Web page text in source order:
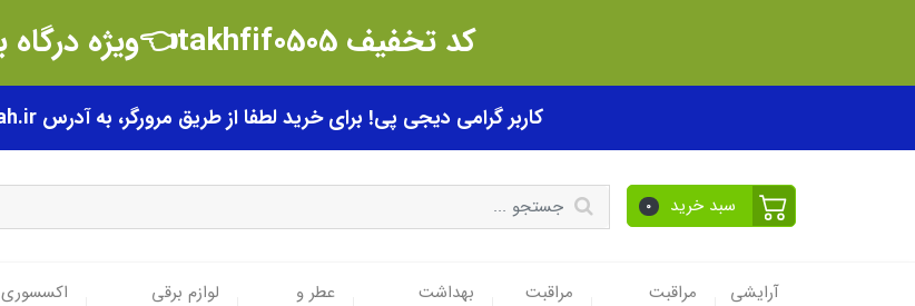
کد تخفیف takhfif0505👈ویژه درگاه بانک سامان
کاربر گرامی دیجی پی! برای خرید لطفا از طریق مرورگر، به آدرس mehr9mah.ir مراجعه فرمایید.
سبد خرید 0
آرایشی
مراقبت
مراقبت
بهداشت
عطر و
لوازم برقی
اکسسوری